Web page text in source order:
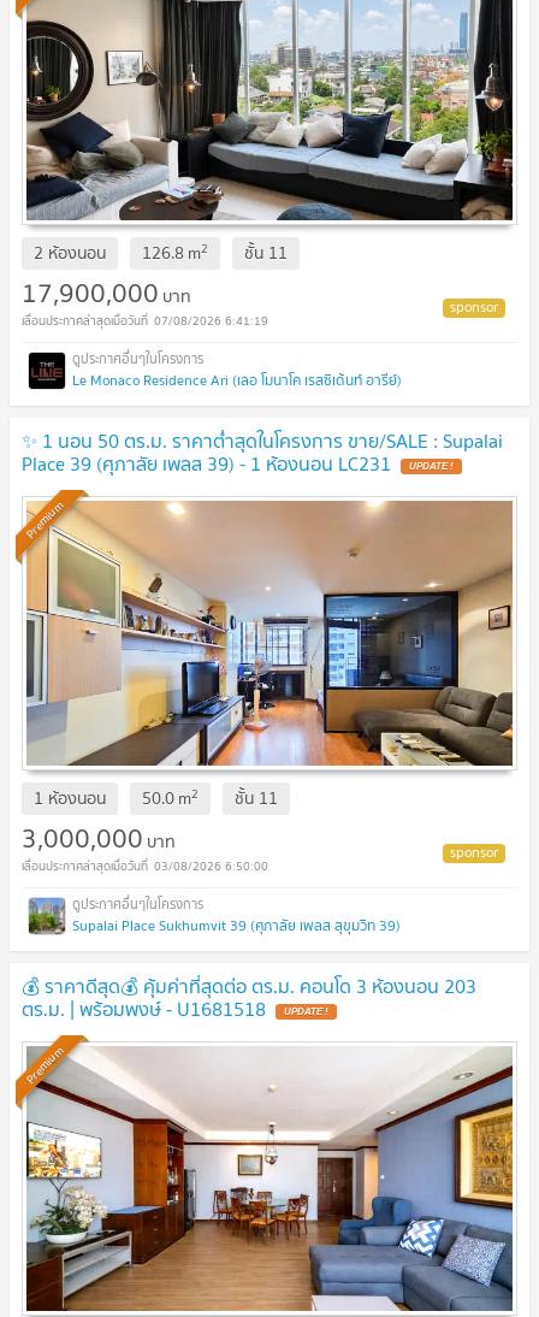
2 ห้องนอน 126.8m2 ชั้น 11
17,900,000 บาท
07/08/2026 6:41:19
Le Monaco Residence Ari (เลอ โมนาโค เรสซิเด้นท์ อารีย์)
✨ 1 นอน 50 ตร.ม. ราคาต่ำสุดในโครงการ ขาย/SALE : Supalai
Place 39 (ศุภาลัย เพลส 39) - 1 ห้องนอน LC231 UPDATE !
Premium
1 ห้องนอน 50.0m2 ชั้น 11
3,000,000 บาท
03/08/2026 6:50:00
Supalai Place Sukhumvit 39 (ศุภาลัย เพลส สุขุมวิท 39)
💰 ราคาดีสุด💰 คุ้มค่าที่สุดต่อ ตร.ม. คอนโด 3 ห้องนอน 203
ตร.ม. | พร้อมพงษ์ - U1681518 UPDATE !
Premium